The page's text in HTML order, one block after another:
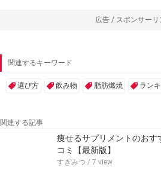
広告 / スポンサーリ
関連するキーワード
選び方 飲み物 脂肪燃焼 ラン
関連する記事
痩せるサプリメントのおす
コミ【最新版】
すぎみつ / 7 view